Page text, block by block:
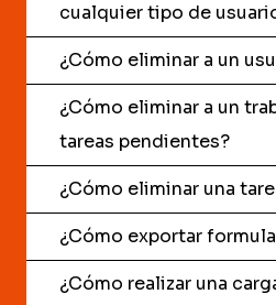
cualquier tipo de
¿Cómo eliminar a un
¿Cómo eliminar a un
tareas pendientes?
¿Cómo eliminar una
¿Cómo exportar
¿Cómo realizar una